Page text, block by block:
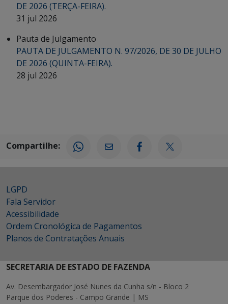
DE 2026 (TERÇA-FEIRA).
31 jul 2026
Pauta de Julgamento
PAUTA DE JULGAMENTO N. 97/2026, DE 30 DE JULHO
DE 2026 (QUINTA-FEIRA).
28 jul 2026
Compartilhe:
LGPD
Fala Servidor
Acessibilidade
Ordem Cronológica de Pagamentos
Planos de Contratações Anuais
SECRETARIA DE ESTADO DE FAZENDA
Av. Desembargador José Nunes da Cunha s/n - Bloco 2
Parque dos Poderes - Campo Grande | MS